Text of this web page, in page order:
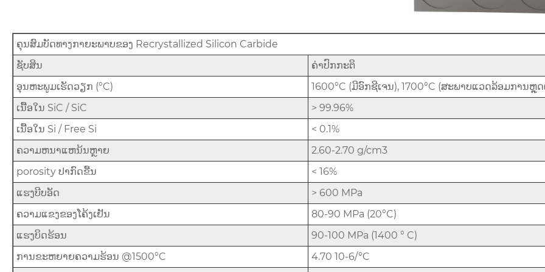
ຄຸນສົມບັດທາງກາຍະພາບຂອງ Recrystallized Silicon Carbide
ຊັບສິນ
ຄ່າປົກກະຕິ
ອຸນຫະພູມເຮັດວຽກ (°C)
1600°C (ມີອົກຊີເຈນ), 1700°C (ສະພາບແວດລ້ອມການຫຼຸ
ເນື້ອໃນ SiC / SiC
> 99.96%
ເນື້ອໃນ Si / Free Si
< 0.1%
ຄວາມຫນາແຫນ້ນຫຼາຍ
2.60-2.70 g/cm3
porosity ປາກົດຂື້ນ
< 16%
ແຮງບີບອັດ
> 600 MPa
ຄວາມແຂງຂອງໂຄ້ງເຢັນ
80-90 MPa (20°C)
ແຮງບິດຮ້ອນ
90-100 MPa (1400 ° C)
ການຂະຫຍາຍຄວາມຮ້ອນ @1500°C
4.70 10-6/°C